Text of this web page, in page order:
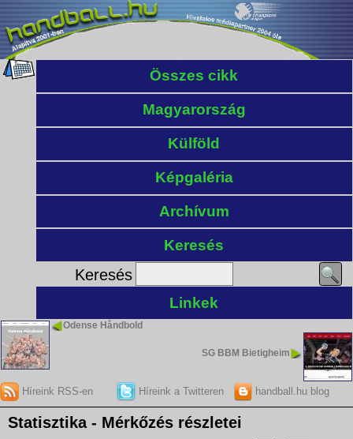
Összes cikk
Magyarország
Külföld
Képgaléria
Archívum
Keresés
Keresés
Linkek
Odense Håndbold
SG BBM Bietigheim
Híreink RSS-en Híreink a Twitteren handball.hu blog
Statisztika - Mérkőzés részletei